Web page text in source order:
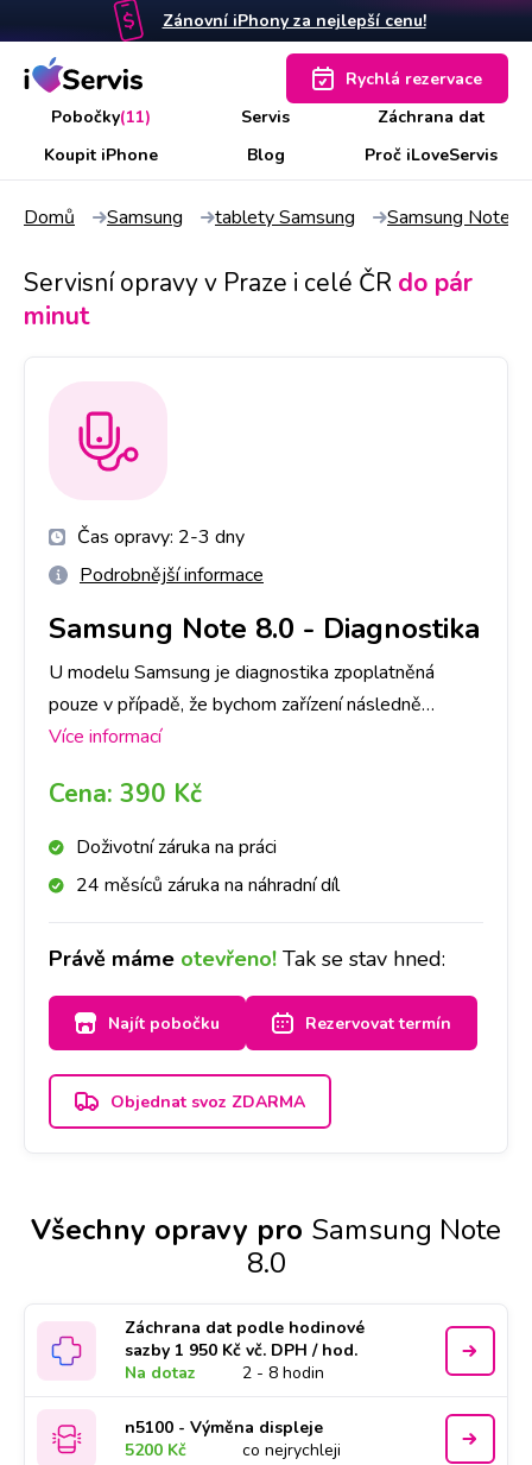
Zánovní iPhony za nejlepší cenu!
Pobočky(11) Servis
Záchrana dat
Koupit iPhone
Blog Proč iLoveServis
Rychlá rezervace
Domů Samsung tablety Samsung Samsung Note
Servisní opravy v Praze i celé ČR do pár
minut
Čas opravy: 2-3 dny
Podrobnější informace
Samsung Note 8.0 - Diagnostika
U modelu Samsung je diagnostika zpoplatněná
pouze v případě, že bychom zařízení následně
neopravovali a to částkou dle ceníku. V opačném
nutné provedení diagnostiky u nás na pobočce,
abychom dokázali přesně určit, co danou závadu
způsobuje. Následně, po jejím provedení, se s Vámi
spojíme a domluvíme se ohledně dalšího postupu
nebudeme. Při diagnostice záleží také na míře
poškození Vašeho Samsung, časově cca na 1-3 dny.
Více informací
Cena: 390 Kč
Doživotní záruka na práci
24 měsíců záruka na náhradní díl
Právě máme otevřeno! Tak se stav hned:
Najít pobočku Rezervovat termín
Objednat svoz ZDARMA
Všechny opravy pro Samsung Note
8.0
Záchrana dat podle hodinové
sazby 1 950 Kč vč. DPH / hod.
Na dotaz
2 - 8 hodin
n5100 - Výměna displeje
5200 Kč
co nejrychleji